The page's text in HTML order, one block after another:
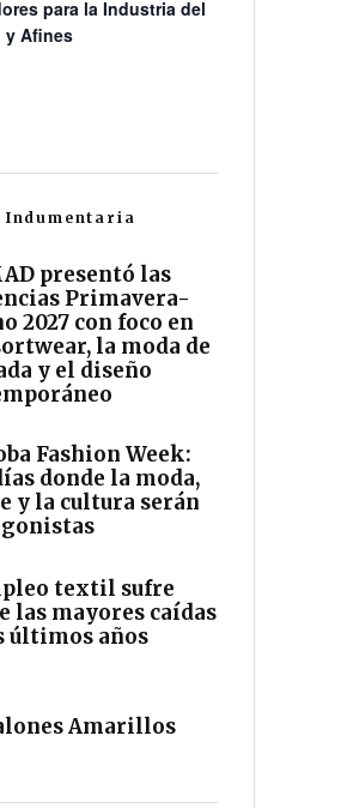
para la Industria del
y Afines
presentó las
Primavera-
2027 con foco en
la moda de
y el diseño
Fashion Week:
donde la moda,
y la cultura serán
textil sufre
las mayores caídas
últimos años
Amarillos